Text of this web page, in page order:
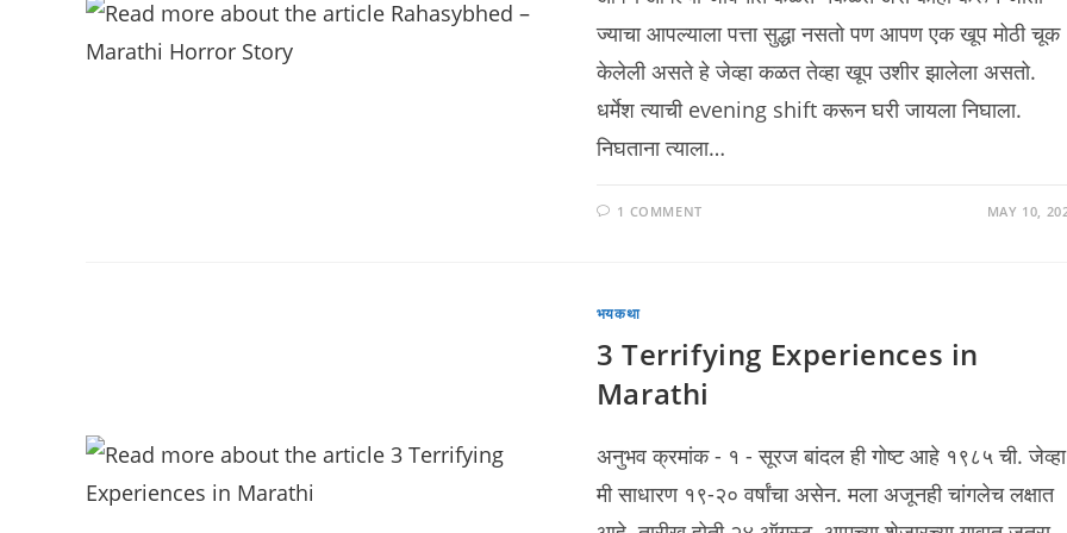
ज्याचा आपल्याला पत्ता सुद्धा नसतो पण आपण एक खूप मोठी चूक
केलेली असते हे जेव्हा कळत तेव्हा खूप उशीर झालेला असतो.
धर्मेश त्याची evening shift करून घरी जायला निघाला.
निघताना त्याला…
1 COMMENT MAY 10,
भयकथा
3 Terrifying Experiences in
Marathi
अनुभव क्रमांक - १ - सूरज बांदल ही गोष्ट आहे १९८५ ची. जेव्हा
मी साधारण १९-२० वर्षांचा असेन. मला अजूनही चांगलेच लक्षात